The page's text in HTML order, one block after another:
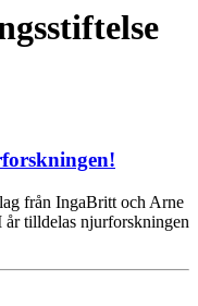
från IngaBritt och Arne
tilldelas njurforskningen